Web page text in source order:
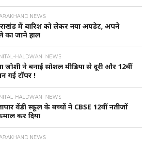
NEWS
में बारिश को लेकर नया अपडेट, अपने
का जाने हाल
HALDWANI NEWS
जोशी ने बनाई सोशल मीडिया से दूरी और 12वीं
गई टॉपर !
HALDWANI NEWS
वेंडी स्कूल के बच्चों ने CBSE 12वीं नतीजों
कर दिया
NEWS